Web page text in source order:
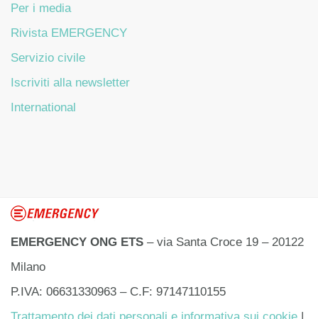
Per i media
Rivista EMERGENCY
Servizio civile
Iscriviti alla newsletter
International
EMERGENCY ONG ETS – via Santa Croce 19 – 20122
Milano
P.IVA: 06631330963 – C.F: 97147110155